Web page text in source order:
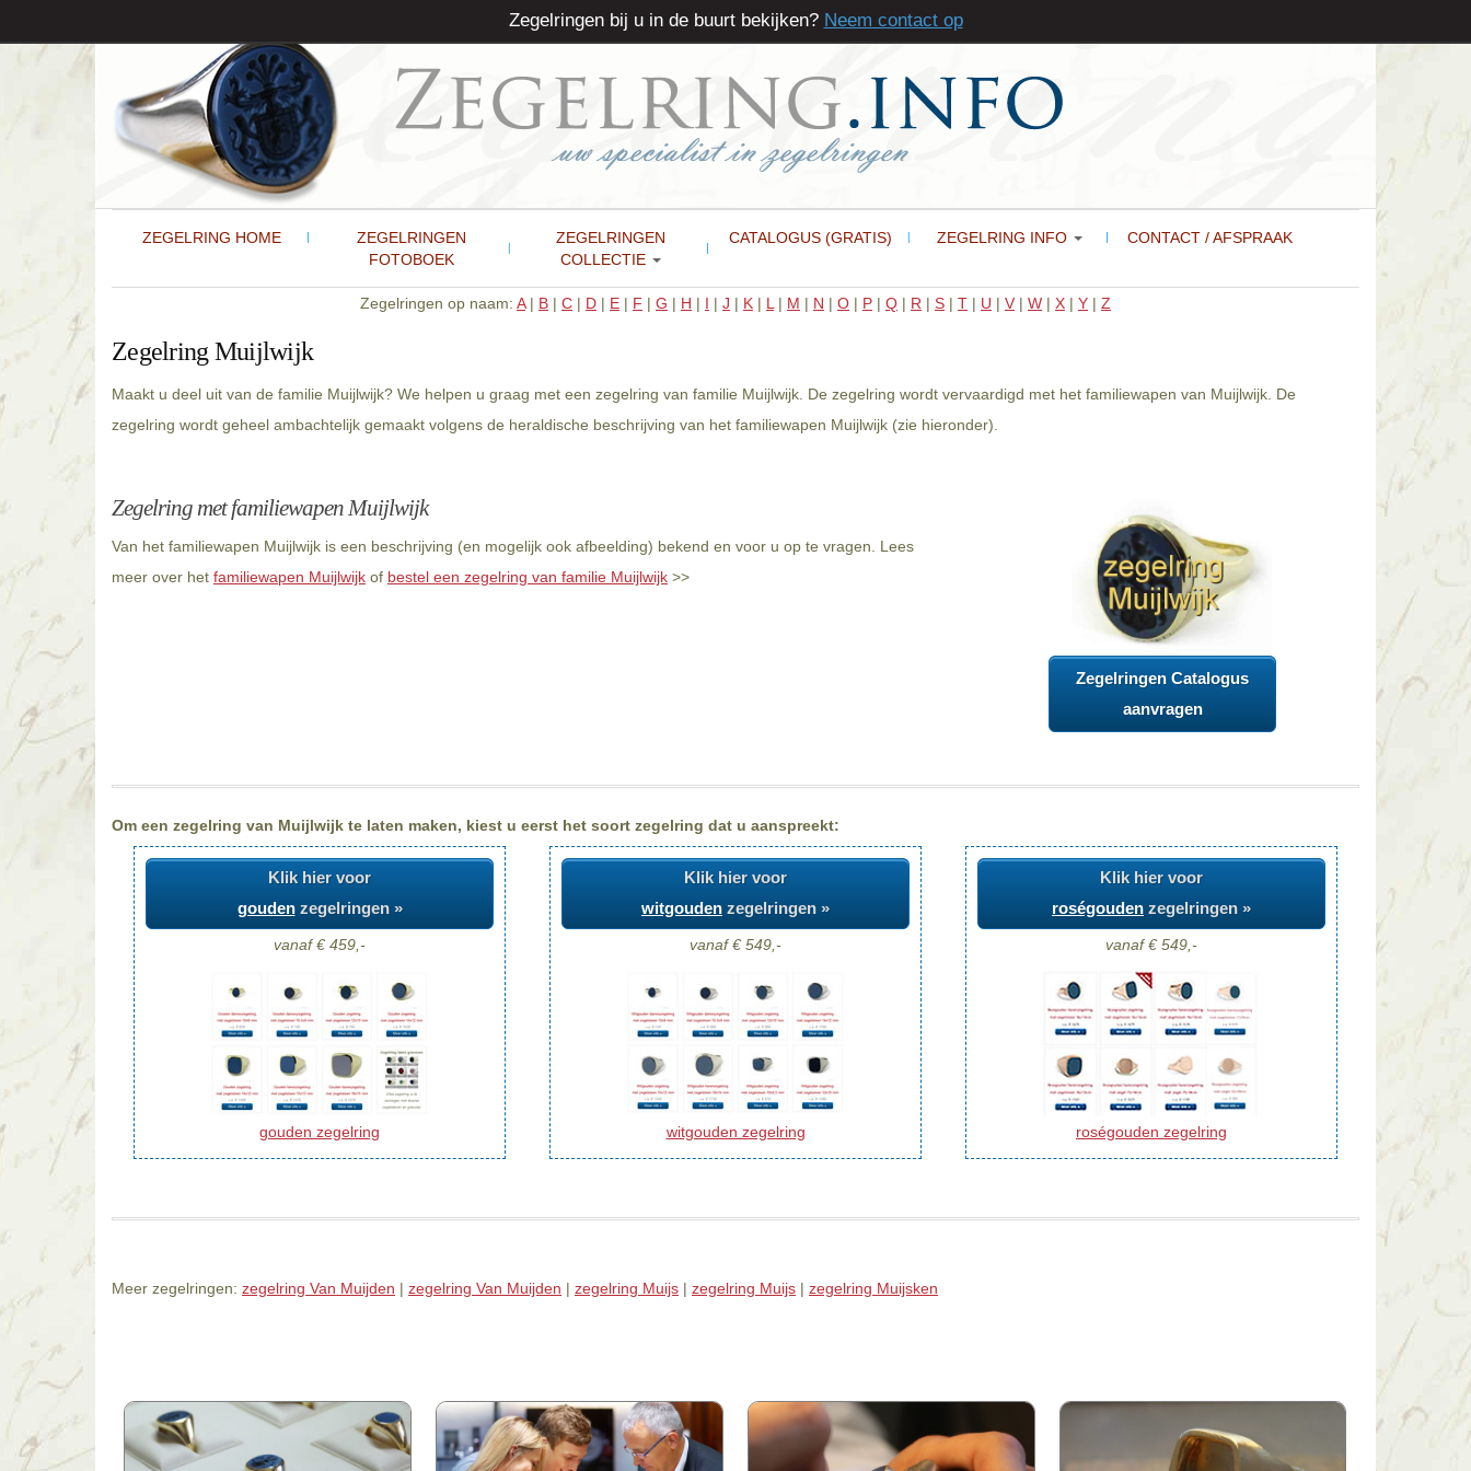
ZEGELRING HOME
ZEGELRINGEN
FOTOBOEK
ZEGELRINGEN
COLLECTIE
CATALOGUS (GRATIS) ZEGELRING INFO CONTACT / AFSPRAAK
Zegelringen op naam: A| B | C | D | E | F | G | H | I | J | K | L | M | N | O | P | Q | R | S | T | U | V | W | X | Y | Z
Zegelring Muijlwijk
Maakt u deel uit van de familie Muijlwijk? We helpen u graag met een zegelring van familie Muijlwijk. De zegelring wordt vervaardigd met het familiewapen van Muijlwijk. De
zegelring wordt geheel ambachtelijk gemaakt volgens de heraldische beschrijving van het familiewapen Muijlwijk (zie hieronder).
Zegelring met familiewapen Muijlwijk
Van het familiewapen Muijlwijk is een beschrijving (en mogelijk ook afbeelding) bekend en voor u op te vragen. Lees
meer over het familiewapen Muijlwijk of bestel een zegelring van familie Muijlwijk >>
Zegelringen Catalogus
aanvragen
Om een zegelring van Muijlwijk te laten maken, kiest u eerst het soort zegelring dat u aanspreekt:
Klik hier voor
goudenzegelringen »
vanaf € 459,-
gouden zegelring
Klik hier voor
witgouden zegelringen »
vanaf € 549,-
witgouden zegelring
Klik hier voor
roségouden zegelringen »
vanaf € 549,-
roségouden zegelring
Meer zegelringen: zegelring Van Muijden | zegelring Van Muijden | zegelring Muijs | zegelring Muijs | zegelring Muijsken
Zegelringen bij u in de buurt bekijken? Neem contact op